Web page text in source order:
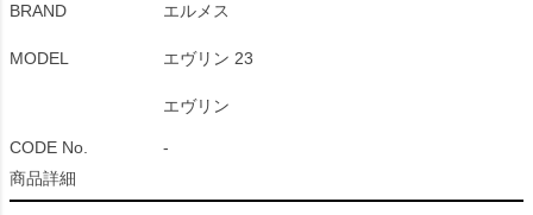
BRAND エルメス
MODEL エヴリン 23
エヴリン
CODE No.
-
商品詳細